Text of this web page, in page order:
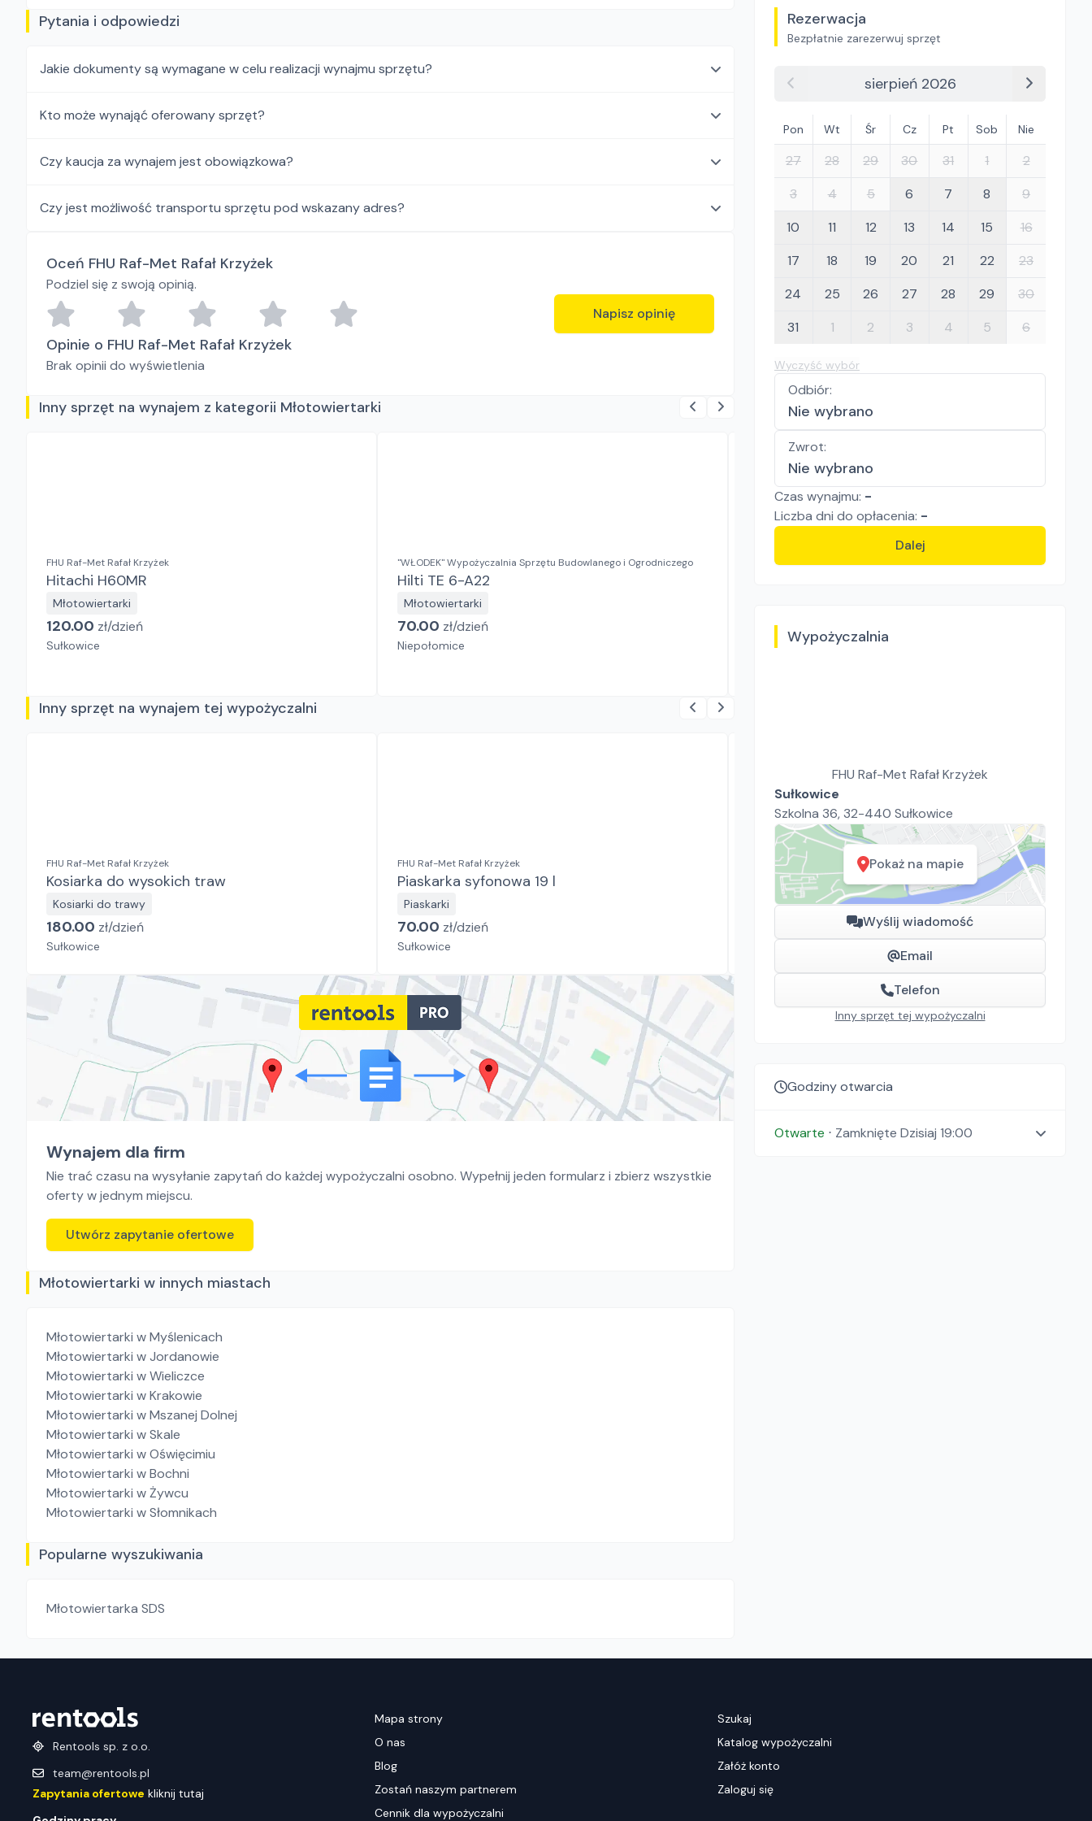
Rezerwacja
Bezpłatnie zarezerwuj sprzęt
sierpień 2026
Pon Wt Śr Cz Pt Sob Nie
27 28 29 30 31 1
2
3
4 5 6 7 8
9
10
11 12 13 14 15
16
17
18 19 20 21 22
23
24
25 26 27 28 29
30
31
1 2 3 4 5 6
Wyczyść wybór
Odbiór:
Nie wybrano
Zwrot:
Nie wybrano
Czas wynajmu: -
Liczba dni do opłacenia: -
Dalej
Wypożyczalnia
FHU Raf-Met Rafał Krzyżek
Sułkowice
Szkolna 36, 32-440 Sułkowice
Pokaż na mapie
Wyślij wiadomość
Email
Telefon
Inny sprzęt tej wypożyczalni
Godziny otwarcia
Otwarte ⋅ Zamknięte Dzisiaj 19:00
Pytania i odpowiedzi
Jakie dokumenty są wymagane w celu realizacji wynajmu sprzętu?
Kto może wynająć oferowany sprzęt?
Czy kaucja za wynajem jest obowiązkowa?
Czy jest możliwość transportu sprzętu pod wskazany adres?
Oceń FHU Raf-Met Rafał Krzyżek
Podziel się z swoją opinią.
Napisz opinię
Opinie o FHU Raf-Met Rafał Krzyżek
Brak opinii do wyświetlenia
Inny sprzęt na wynajem z kategorii Młotowiertarki
FHU Raf-Met Rafał Krzyżek
Hitachi H60MR
Młotowiertarki
120.00 zł/dzień
Sułkowice
"WŁODEK" Wypożyczalnia Sprzętu Budowlanego i Ogrodniczego
Hilti TE 6-A22
Młotowiertarki
70.00 zł/dzień
Niepołomice
TARBUD Karol Tarczyński
61.50
Dostępność aktualizowana na żywo
Inny sprzęt na wynajem tej wypożyczalni
FHU Raf-Met Rafał Krzyżek
Kosiarka do wysokich traw
Kosiarki do trawy
180.00 zł/dzień
Sułkowice
FHU Raf-Met Rafał Krzyżek
Piaskarka syfonowa 19 l
Piaskarki
70.00 zł/dzień
Sułkowice
FHU Raf-Met Rafał Krzyżek
Hitachi H60MR
Młotowiertarki
Sułkowice
Wynajem dla firm
Nie trać czasu na wysyłanie zapytań do każdej wypożyczalni osobno. Wypełnij jeden formularz i zbierz wszystkie
oferty w jednym miejscu.
Utwórz zapytanie ofertowe
Młotowiertarki w innych miastach
Młotowiertarki w Myślenicach
Młotowiertarki w Jordanowie
Młotowiertarki w Wieliczce
Młotowiertarki w Krakowie
Młotowiertarki w Mszanej Dolnej
Młotowiertarki w Skale
Młotowiertarki w Oświęcimiu
Młotowiertarki w Bochni
Młotowiertarki w Żywcu
Młotowiertarki w Słomnikach
Popularne wyszukiwania
Młotowiertarka SDS
Rentools sp. z o.o.
team@rentools.pl
Zapytania ofertowe kliknij tutaj
Mapa strony
O nas
Blog
Zostań naszym partnerem
Cennik dla wypożyczalni
Szukaj
Katalog wypożyczalni
Załóż konto
Zaloguj się